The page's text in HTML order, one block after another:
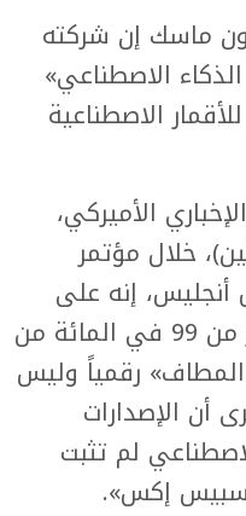
ماسك إن شركته
الاصطناعي»
الاصطناعية
الأميركي،
خلال مؤتمر
إنه على
الرغم من أنه يعتقد أن أكثر من 99 في المائة من
رقمياً وليس
أن الإصدارات
لم تثبت
إكس».